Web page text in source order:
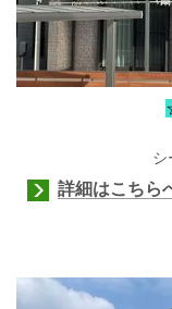
シ
詳細はこちら